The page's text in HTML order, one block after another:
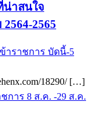
น่าสนใจ
2565
าราชการ บัดนี้-5
18290/ […]
าร 8 ส.ค. -29 ส.ค.